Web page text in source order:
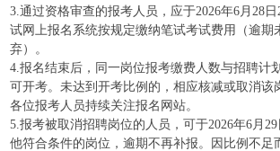
3.通过资格审查的报考人员，应于2026年6月28
试网上报名系统按规定缴纳笔试考试费用（逾期
弃）。
4.报名结束后，同一岗位报考缴费人数与招聘计
可开考。未达到开考比例的，相应核减或取消该
各位报考人员持续关注报名网站。
5.报考被取消招聘岗位的人员，可于2026年6月
他符合条件的岗位，逾期不再补报。因比例不足